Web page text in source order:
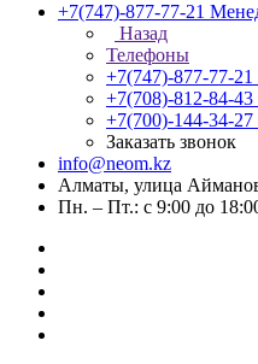
+7(747)-877-77-21
Назад
Телефоны
+7(747)-877-77-21
+7(708)-812-84-43
+7(700)-144-34-27
Заказать звонок
info@neom.kz
Алматы, улица
Пн. – Пт.: с 9:00 до